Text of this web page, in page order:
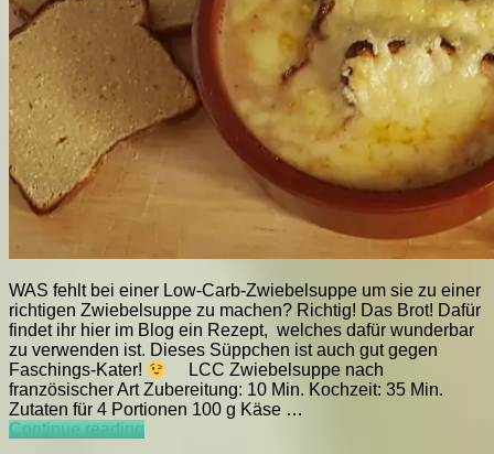
WAS fehlt bei einer Low-Carb-Zwiebelsuppe um sie zu einer
richtigen Zwiebelsuppe zu machen? Richtig! Das Brot! Dafür
findet ihr hier im Blog ein Rezept, welches dafür wunderbar
zu verwenden ist. Dieses Süppchen ist auch gut gegen
Faschings-Kater!
LCC Zwiebelsuppe nach
französischer Art Zubereitung: 10 Min. Kochzeit: 35 Min.
Zutaten für 4 Portionen 100 g Käse …
Continue readingLCC